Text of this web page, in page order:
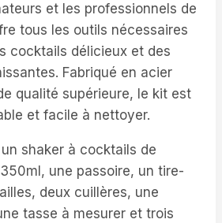
et les professionnels de
tous les outils nécessaires
cocktails délicieux et des
Fabriqué en acier
qualité supérieure, le kit est
et facile à nettoyer.
shaker à cocktails de
une passoire, un tire-
deux cuillères, une
tasse à mesurer et trois